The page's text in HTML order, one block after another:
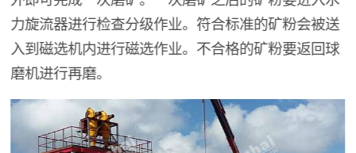
力旋流器进行检查分级作业。符合标准的矿粉会被送
入到磁选机内进行磁选作业。不合格的矿粉要返回球
磨机进行再磨。